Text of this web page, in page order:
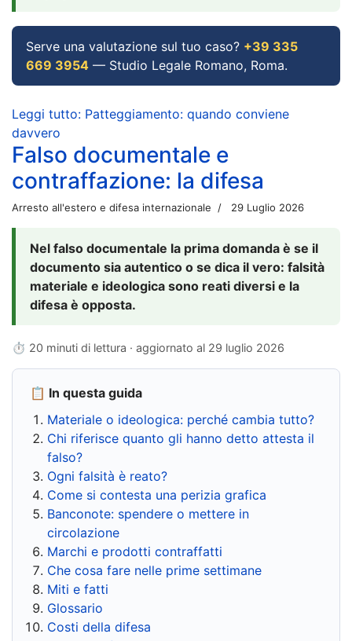
Serve una valutazione sul tuo caso? +39 335
669 3954 — Studio Legale Romano, Roma.
Leggi tutto: Patteggiamento: quando conviene
davvero
Falso documentale e
contraffazione: la difesa
Arresto all'estero e difesa internazionale 29 Luglio 2026
Nel falso documentale la prima domanda è se il
documento sia autentico o se dica il vero: falsità
materiale e ideologica sono reati diversi e la
difesa è opposta.
⏱ 20 minuti di lettura · aggiornato al 29 luglio 2026
📋 In questa guida
Materiale o ideologica: perché cambia tutto?
Chi riferisce quanto gli hanno detto attesta il
falso?
Ogni falsità è reato?
Come si contesta una perizia grafica
Banconote: spendere o mettere in
circolazione
Marchi e prodotti contraffatti
Che cosa fare nelle prime settimane
Miti e fatti
Glossario
Costi della difesa